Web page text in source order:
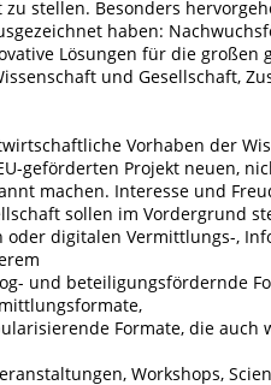
stellen. Besonders
haben:
Lösungen für die großen
und Gesellschaft,
Vorhaben der
geförderten Projekt neuen,
machen. Interesse und
sollen im Vordergrund
oder digitalen Vermittlungs-,
und beteiligungsfördernde
Formate, die auch
Workshops,